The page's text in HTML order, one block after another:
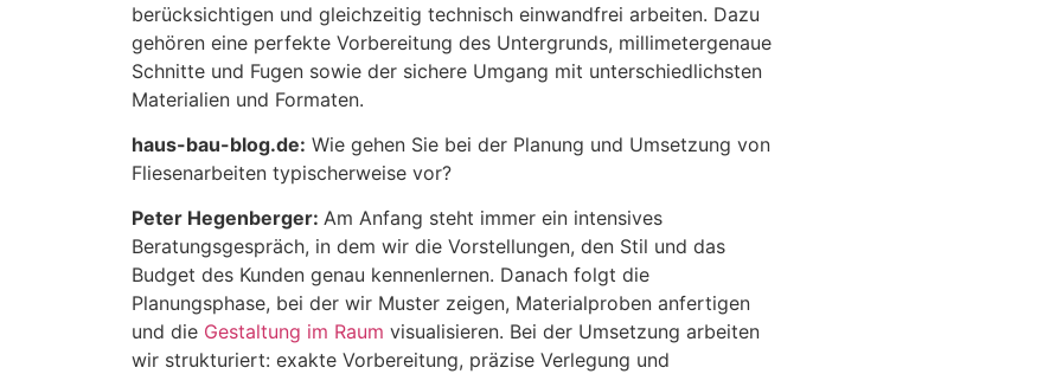
berücksichtigen und gleichzeitig technisch einwandfrei arbeiten. Dazu
gehören eine perfekte Vorbereitung des Untergrunds, millimetergenaue
Schnitte und Fugen sowie der sichere Umgang mit unterschiedlichsten
Materialien und Formaten.
haus-bau-blog.de: Wie gehen Sie bei der Planung und Umsetzung von
Fliesenarbeiten typischerweise vor?
Peter Hegenberger: Am Anfang steht immer ein intensives
Beratungsgespräch, in dem wir die Vorstellungen, den Stil und das
Budget des Kunden genau kennenlernen. Danach folgt die
Planungsphase, bei der wir Muster zeigen, Materialproben anfertigen
und die Gestaltung im Raum visualisieren. Bei der Umsetzung arbeiten
wir strukturiert: exakte Vorbereitung, präzise Verlegung und